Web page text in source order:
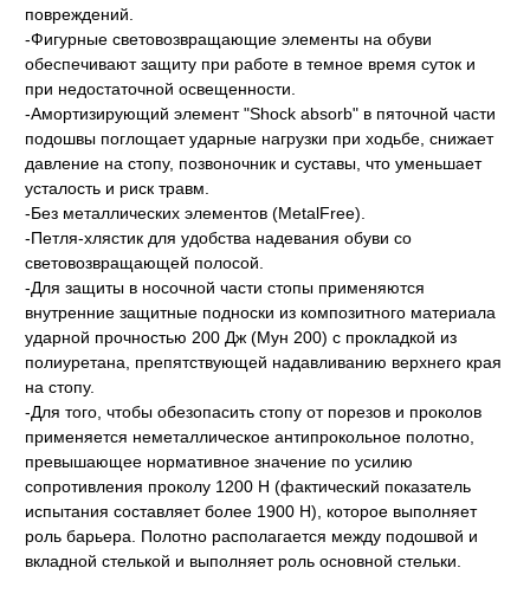
повреждений.
-Фигурные световозвращающие элементы на обуви
обеспечивают защиту при работе в темное время суток и
при недостаточной освещенности.
-Амортизирующий элемент "Shock absorb" в пяточной части
подошвы поглощает ударные нагрузки при ходьбе, снижает
давление на стопу, позвоночник и суставы, что уменьшает
усталость и риск травм.
-Без металлических элементов (MetalFree).
-Петля-хлястик для удобства надевания обуви со
световозвращающей полосой.
-Для защиты в носочной части стопы применяются
внутренние защитные подноски из композитного материала
ударной прочностью 200 Дж (Мун 200) с прокладкой из
полиуретана, препятствующей надавливанию верхнего края
на стопу.
-Для того, чтобы обезопасить стопу от порезов и проколов
применяется неметаллическое антипрокольное полотно,
превышающее нормативное значение по усилию
сопротивления проколу 1200 Н (фактический показатель
испытания составляет более 1900 Н), которое выполняет
роль барьера. Полотно располагается между подошвой и
вкладной стелькой и выполняет роль основной стельки.